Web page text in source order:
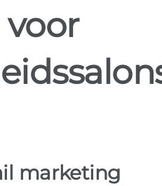
marketing